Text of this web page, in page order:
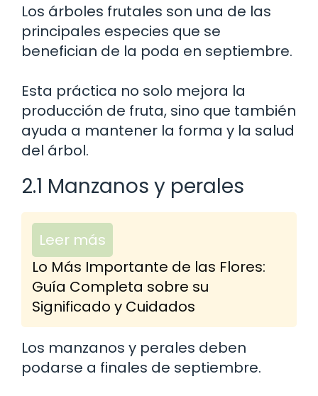
Los árboles frutales son una de las
principales especies que se
benefician de la poda en septiembre.
Esta práctica no solo mejora la
producción de fruta, sino que también
ayuda a mantener la forma y la salud
del árbol.
2.1 Manzanos y perales
Leer más
Lo Más Importante de las Flores:
Guía Completa sobre su
Significado y Cuidados
Los manzanos y perales deben
podarse a finales de septiembre.